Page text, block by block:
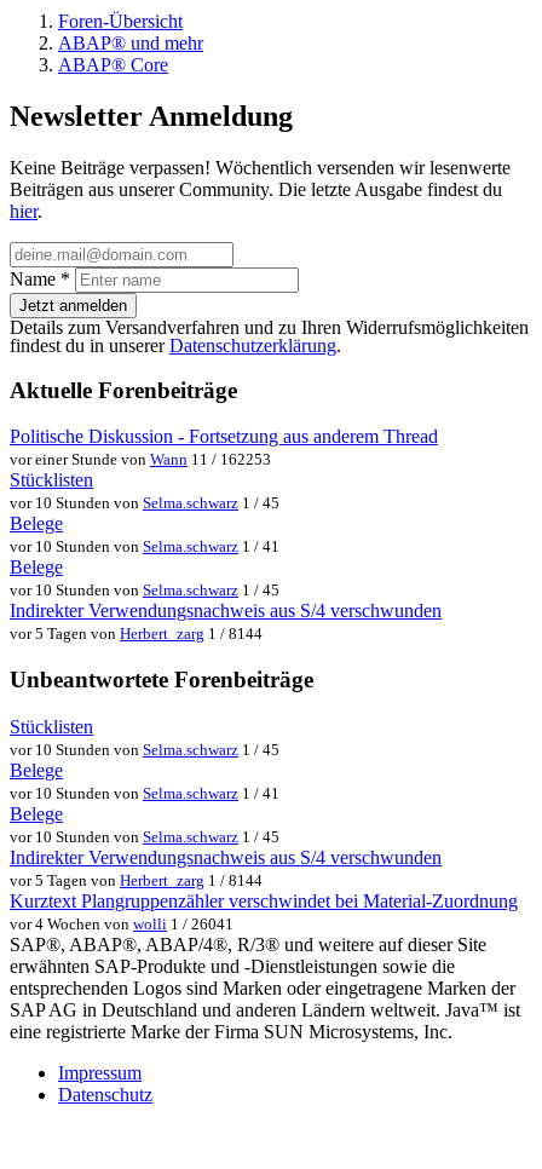
Foren-Übersicht
ABAP® und mehr
ABAP® Core
Newsletter Anmeldung
Keine Beiträge verpassen! Wöchentlich versenden wir lesenwerte
Beiträgen aus unserer Community. Die letzte Ausgabe findest du
hier.
Name *
Jetzt anmelden
Details zum Versandverfahren und zu Ihren Widerrufsmöglichkeiten
findest du in unsererDatenschutzerklärung.
Aktuelle Forenbeiträge
Politische Diskussion - Fortsetzung aus anderem Thread
vor einer Stunde von Wann 11 / 162253
Stücklisten
vor 10 Stunden von Selma.schwarz 1 / 45
Belege
vor 10 Stunden von Selma.schwarz 1 / 41
Belege
vor 10 Stunden von Selma.schwarz 1 / 45
Indirekter Verwendungsnachweis aus S/4 verschwunden
vor 5 Tagen von Herbert_zarg 1 / 8144
Unbeantwortete Forenbeiträge
Stücklisten
vor 10 Stunden von Selma.schwarz 1 / 45
Belege
vor 10 Stunden von Selma.schwarz 1 / 41
Belege
vor 10 Stunden von Selma.schwarz 1 / 45
Indirekter Verwendungsnachweis aus S/4 verschwunden
vor 5 Tagen von Herbert_zarg 1 / 8144
Kurztext Plangruppenzähler verschwindet bei Material-Zuordnung
vor 4 Wochen von wolli 1 / 26041
SAP®, ABAP®, ABAP/4®, R/3® und weitere auf dieser Site
erwähnten SAP-Produkte und -Dienstleistungen sowie die
entsprechenden Logos sind Marken oder eingetragene Marken der
SAP AG in Deutschland und anderen Ländern weltweit. Java™ ist
eine registrierte Marke der Firma SUN Microsystems, Inc.
Impressum
Datenschutz